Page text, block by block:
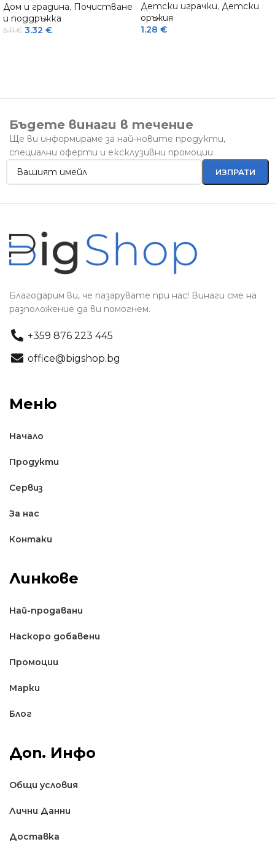
Дом и градина, Почистване
и поддръжка
5.11€ 3.32 €
Детски играчки, Детски
оръжия
1.28 €
Бъдете винаги в течение
Ще ви информираме за най-новите продукти,
специални оферти и ексклузивни промоции
Благодарим ви, че пазарувате при нас! Винаги сме на
разположение да ви помогнем.
+359 876 223 445
office@bigshop.bg
Меню
Начало
Продукти
Сервиз
За нас
Контаки
Линкове
Най-продавани
Наскоро добавени
Промоции
Марки
Блог
Доп. Инфо
Общи условия
Лични Данни
Доставкa